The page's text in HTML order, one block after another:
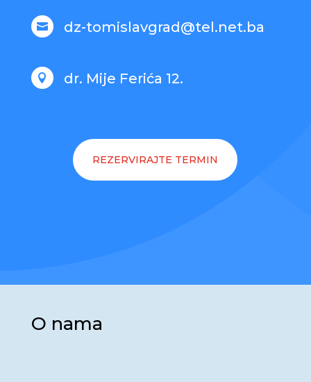
 dz-tomislavgrad@tel.net.ba
 dr. Mije Ferića 12.
REZERVIRAJTE TERMIN
O nama